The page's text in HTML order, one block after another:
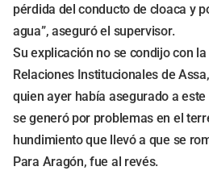
pérdida del conducto de cloaca y
agua”, aseguró el supervisor.
Su explicación no se condijo con
Relaciones Institucionales de
quien ayer había asegurado a
se generó por problemas en el
hundimiento que llevó a que se
Para Aragón, fue al revés.